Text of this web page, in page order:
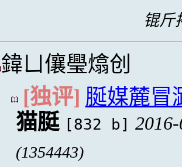
锟斤
鍏ㄩ儴璺熻创
[独评] 脠媒麓冒
猫脡 [832 b]
(1354443)